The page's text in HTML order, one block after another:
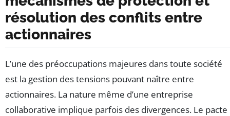
résolution des conflits entre
actionnaires
L’une des préoccupations majeures dans toute société
est la gestion des tensions pouvant naître entre
actionnaires. La nature même d’une entreprise
collaborative implique parfois des divergences. Le pacte